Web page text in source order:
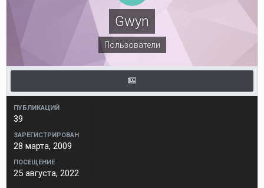
Gwyn
Пользователи
ПУБЛИКАЦИЙ
39
ЗАРЕГИСТРИРОВАН
28 марта, 2009
ПОСЕЩЕНИЕ
25 августа, 2022